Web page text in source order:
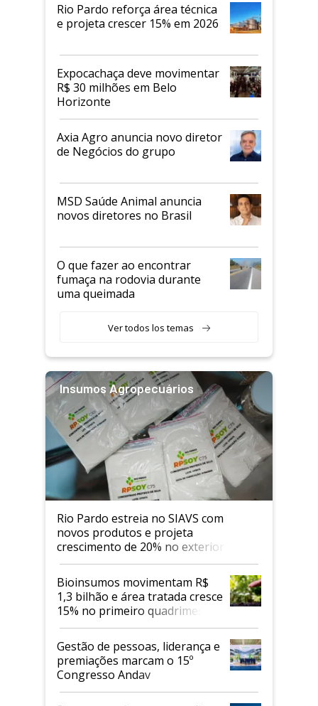
Rio Pardo reforça área técnica
e projeta crescer 15% em 2026
Expocachaça deve movimentar
R$ 30 milhões em Belo
Horizonte
Axia Agro anuncia novo diretor
de Negócios do grupo
MSD Saúde Animal anuncia
novos diretores no Brasil
O que fazer ao encontrar
fumaça na rodovia durante
uma queimada
Ver todos los temas
Insumos Agropecuários
Rio Pardo estreia no SIAVS com
novos produtos e projeta
crescimento de 20% no exterior
Bioinsumos movimentam R$
1,3 bilhão e área tratada cresce
15% no primeiro quadrimestre
de 2026
Gestão de pessoas, liderança e
premiações marcam o 15º
Congresso Andav